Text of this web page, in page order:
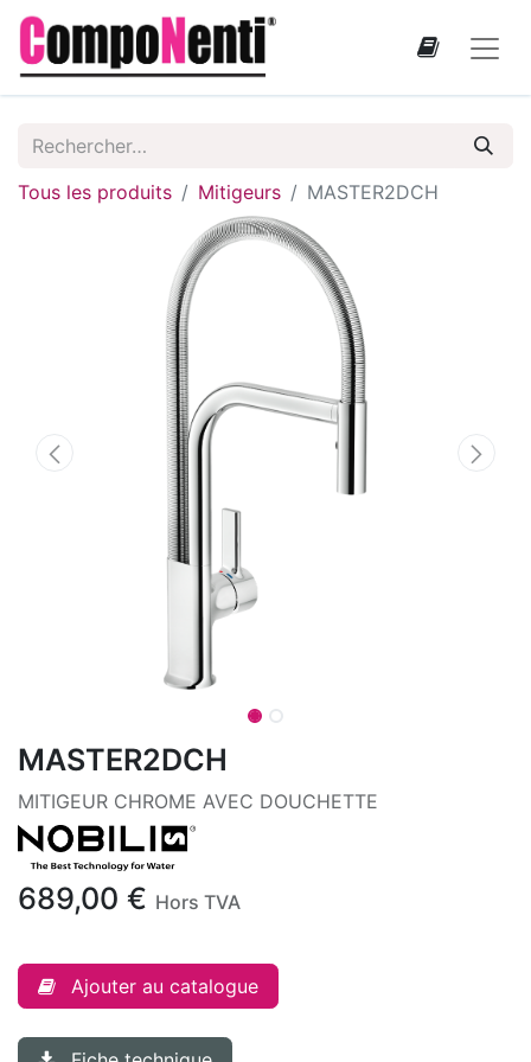
Tous les produits Mitigeurs MASTER2DCH
MASTER2DCH
MITIGEUR CHROME AVEC DOUCHETTE
689,00 € Hors TVA
Ajouter au catalogue